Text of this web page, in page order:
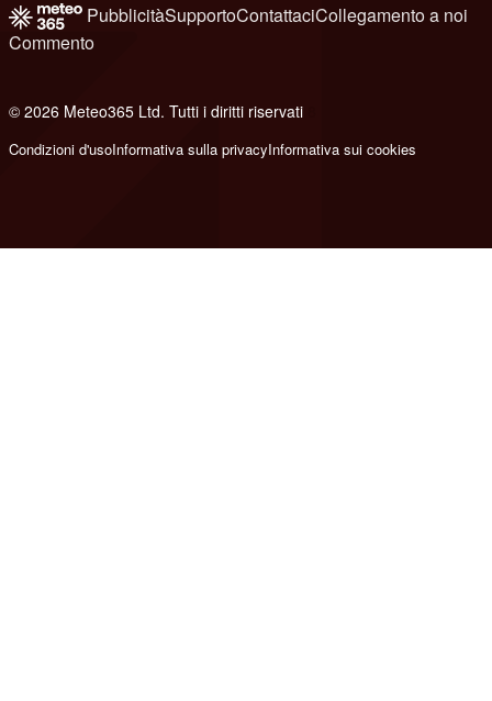
PubblicitàSupportoContattaciCollegamento a noi
Commento
© 2026 Meteo365 Ltd. Tutti i diritti riservati
Condizioni d'usoInformativa sulla privacyInformativa sui cookies